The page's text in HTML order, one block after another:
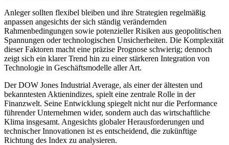
Anleger sollten flexibel bleiben und ihre Strategien regelmäßig
anpassen angesichts der sich ständig verändernden
Rahmenbedingungen sowie potenzieller Risiken aus geopolitischen
Spannungen oder technologischen Unsicherheiten. Die Komplexität
dieser Faktoren macht eine präzise Prognose schwierig; dennoch
zeigt sich ein klarer Trend hin zu einer stärkeren Integration von
Technologie in Geschäftsmodelle aller Art.
Der DOW Jones Industrial Average, als einer der ältesten und
bekanntesten Aktienindizes, spielt eine zentrale Rolle in der
Finanzwelt. Seine Entwicklung spiegelt nicht nur die Performance
führender Unternehmen wider, sondern auch das wirtschaftliche
Klima insgesamt. Angesichts globaler Herausforderungen und
technischer Innovationen ist es entscheidend, die zukünftige
Richtung des Index zu analysieren.